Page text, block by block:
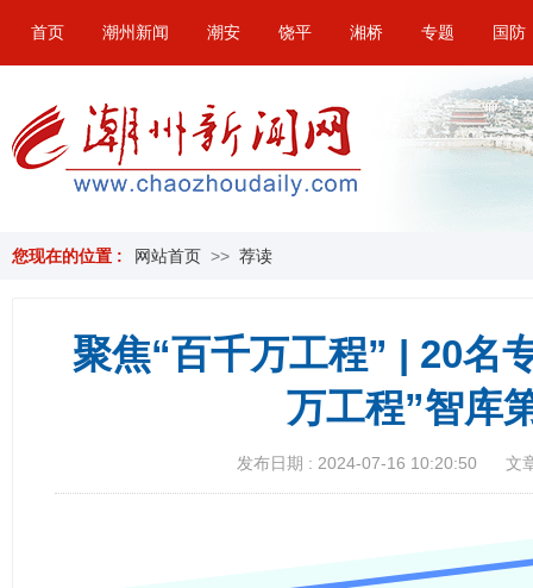
首页 潮州新闻 潮安 饶平 湘桥 专题 国防
您现在的位置 : 网站首页 >> 荐读
聚焦“百千万工程” | 20名
万工程”智库
发布日期 : 2024-07-16 10:20:50 文